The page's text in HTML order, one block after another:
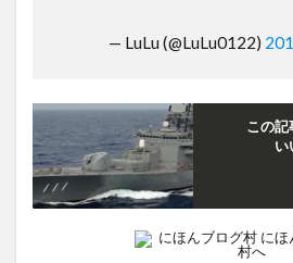
— LuLu (@LuLu0122)
この記
い